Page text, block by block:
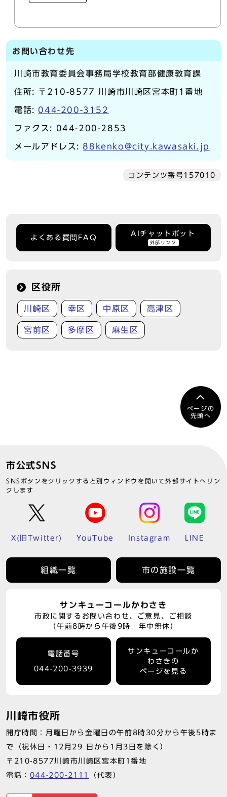
お問い合わせ先
川崎市教育委員会事務局学校教育部健康教育課
住所: 〒210-8577 川崎市川崎区宮本町1番地
電話: 044-200-3152
ファクス: 044-200-2853
メールアドレス:88kenko@city.kawasaki.jp
コンテンツ番号157010
よくある質問FAQ
AIチャットボット
外部リンク
区役所
川崎区 幸区 中原区 高津区
宮前区 多摩区 麻生区
ページの
先頭へ
市公式SNS
SNSボタンをクリックすると別ウィンドウを開いて外部サイトへリン
クします
X(旧Twitter) YouTube Instagram LINE
組織一覧 市の施設一覧
サンキューコールかわさき
市政に関するお問い合わせ、ご意見、ご相談
（午前8時から午後9時 年中無休）
電話番号
044-200-3939
サンキューコールか
わさきの
ページを見る
川崎市役所
開庁時間：月曜日から金曜日の午前8時30分から午後5時ま
で（祝休日・12月29 日から1月3日を除く）
〒210-8577川崎市川崎区宮本町1番地
電話： 044-200-2111 （代表）